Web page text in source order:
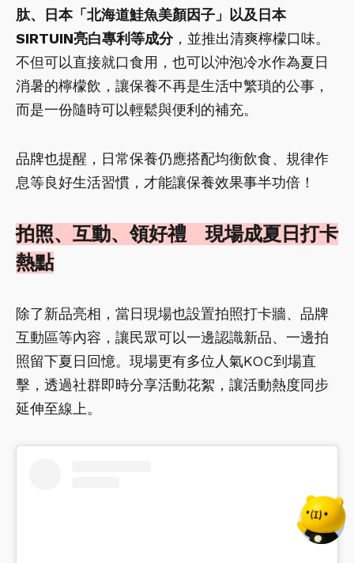
肽、日本「北海道鮭魚美顏因子」以及日本
SIRTUIN亮白專利等成分，並推出清爽檸檬口味。
不但可以直接就口食用，也可以沖泡冷水作為夏日
消暑的檸檬飲，讓保養不再是生活中繁瑣的公事，
而是一份隨時可以輕鬆與便利的補充。
品牌也提醒，日常保養仍應搭配均衡飲食、規律作
息等良好生活習慣，才能讓保養效果事半功倍！
拍照、互動、領好禮 現場成夏日打卡
熱點
除了新品亮相，當日現場也設置拍照打卡牆、品牌
互動區等內容，讓民眾可以一邊認識新品、一邊拍
照留下夏日回憶。現場更有多位人氣KOC到場直
擊，透過社群即時分享活動花絮，讓活動熱度同步
延伸至線上。